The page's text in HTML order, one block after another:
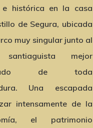
e histórica en la casa
de Segura, ubicada
muy singular junto al
santiaguista mejor
de toda
Una escapada
intensamente de la
el patrimonio